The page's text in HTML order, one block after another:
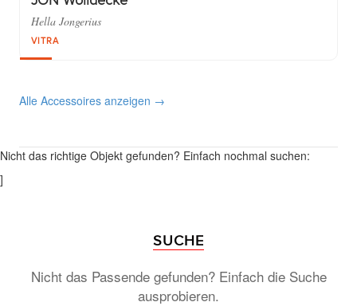
Hella Jongerius
VITRA
Alle Accessoires anzeigen →
Nicht das richtige Objekt gefunden? Einfach nochmal suchen:
]
SUCHE
Nicht das Passende gefunden? Einfach die Suche
ausprobieren.